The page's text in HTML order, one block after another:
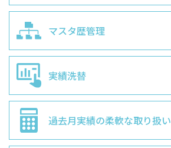
マスタ歴管理
実績洗替
過去月実績の柔軟な取り扱い